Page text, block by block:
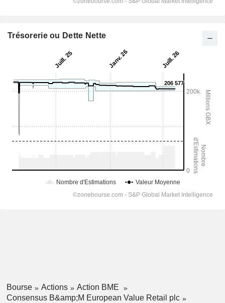
Trésorerie ou Dette Nette
Bourse Actions
Action BME
Consensus B&amp;M European Value Retail plc